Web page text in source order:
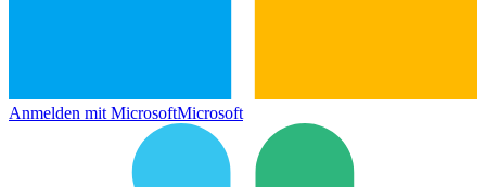
Anmelden mit MicrosoftMicrosoft